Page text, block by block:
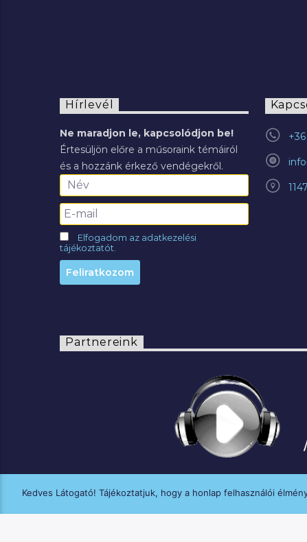
Hírlevél
Ne maradjon le, kapcsolódjon be!
Értesüljön előre a műsoraink témáiról
és a hozzánk érkező vendégekről.
Elfogadom az adatkezelési
tájékoztatót.
Partnereink
Kedves Látogató! Tájékoztatjuk, hogy a honlap felhasználói